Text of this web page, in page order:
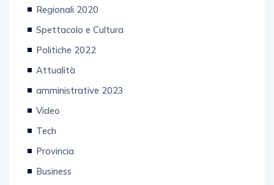
Regionali 2020
Spettacolo e Cultura
Politiche 2022
Attualità
amministrative 2023
Video
Tech
Provincia
Business